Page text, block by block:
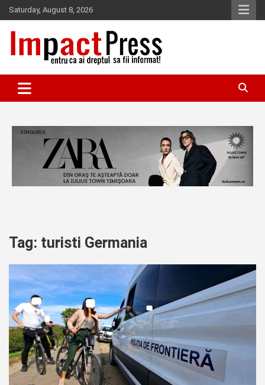
Skip
to
content
Saturday, August 8, 2026
IMPACTPRESS
Tag: turisti Germania